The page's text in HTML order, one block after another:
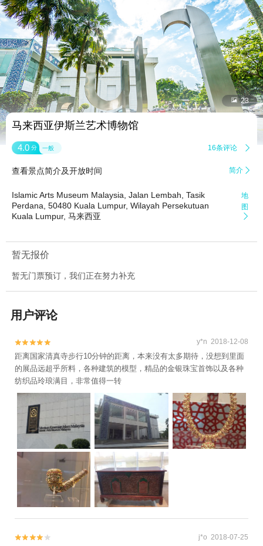
 23
马来西亚伊斯兰艺术博物馆
4.0 分 一般 16条评论 
查看景点简介及开放时间 简介 
Islamic Arts Museum Malaysia, Jalan Lembah, Tasik
Perdana, 50480 Kuala Lumpur, Wilayah Persekutuan
Kuala Lumpur, 马来西亚
地
图

暂无报价
暂无门票预订，我们正在努力补充
用户评论

 y*n 2018-12-08
距离国家清真寺步行10分钟的距离，本来没有太多期待，没想到里面
的展品远超乎所料，各种建筑的模型，精品的金银珠宝首饰以及各种
纺织品玲琅满目，非常值得一转

 j*o 2018-07-25
